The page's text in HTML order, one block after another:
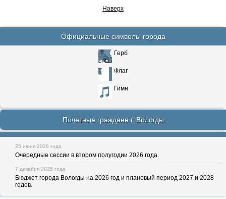
Наверх
Официальные символы города
Герб
Флаг
Гимн
Почетные граждане г. Вологды
25 июня 2026 года
Очередные сессии в втором полугодии 2026 года.
7 декабря 2025 года
Бюджет города Вологды на 2026 год и плановый период 2027 и 2028
годов.